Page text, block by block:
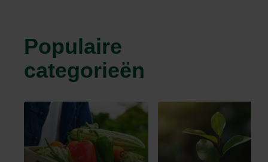
Populaire
categorieën